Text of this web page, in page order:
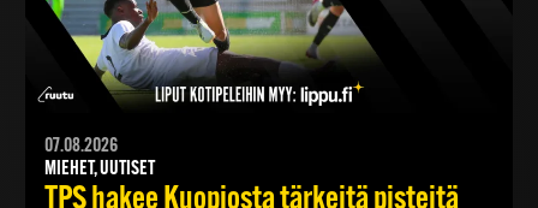
07.08.2026
MIEHET, UUTISET
TPS hakee Kuopiosta tärkeitä pisteitä